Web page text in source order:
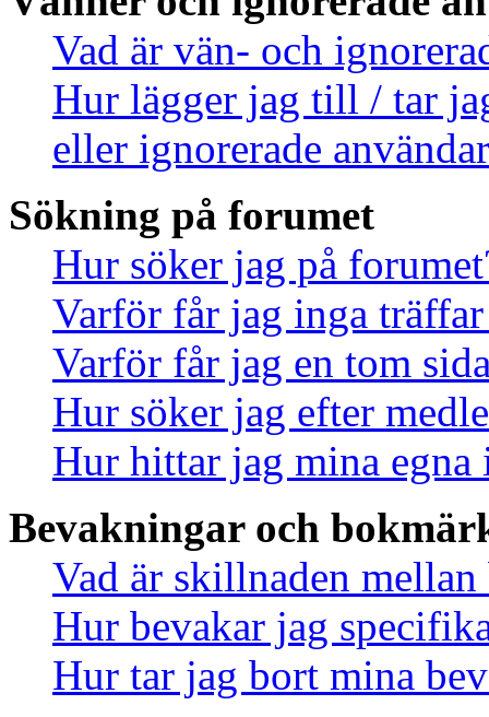
Vad är vän- och
Hur lägger jag till / tar
eller ignorerade
Sökning på forumet
Hur söker jag på
Varför får jag inga
Varför får jag en tom
Hur söker jag efter
Hur hittar jag mina egna
Bevakningar och
Vad är skillnaden
Hur bevakar jag
Hur tar jag bort mina